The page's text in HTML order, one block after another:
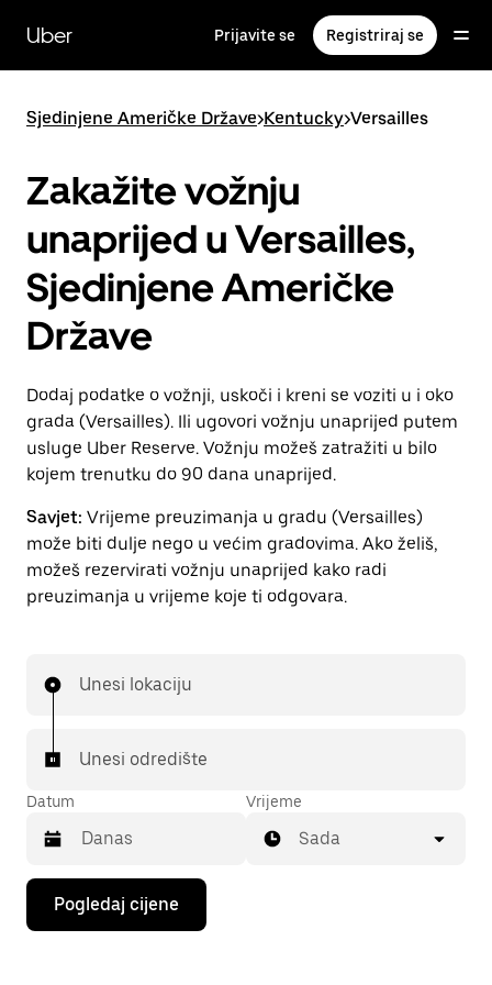
glavni
sadržaj
Uber Prijavite se Registriraj se
Sjedinjene Američke Države>Kentucky>Versailles
Zakažite vožnju
unaprijed u Versailles,
Sjedinjene Američke
Države
Dodaj podatke o vožnji, uskoči i kreni se voziti u i oko
grada (Versailles). Ili ugovori vožnju unaprijed putem
usluge Uber Reserve. Vožnju možeš zatražiti u bilo
kojem trenutku do 90 dana unaprijed.
Savjet: Vrijeme preuzimanja u gradu (Versailles)
može biti dulje nego u većim gradovima. Ako želiš,
možeš rezervirati vožnju unaprijed kako radi
preuzimanja u vrijeme koje ti odgovara.
Unesi lokaciju
Unesi odredište
Datum
Pritisni
tipku
sa
Vrijeme
Sada
Pogledaj cijene